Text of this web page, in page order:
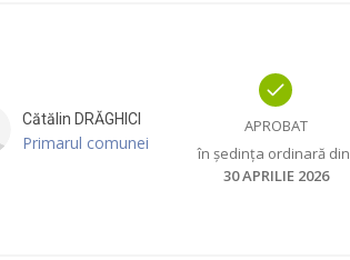
Cătălin DRĂGHICI
Primarul comunei
APROBAT
în ședința ordinară din
30 APRILIE 2026